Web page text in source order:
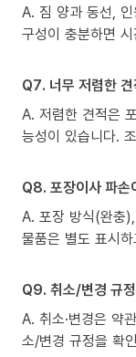
A. 짐 양과 동선,
구성이 충분하면
Q7. 너무 저렴한
A. 저렴한 견적은
능성이 있습니다.
Q8. 포장이사 파손
A. 포장 방식(완충
물품은 별도 표시
Q9. 취소/변경 규
A. 취소·변경은 약
소/변경 규정을 확